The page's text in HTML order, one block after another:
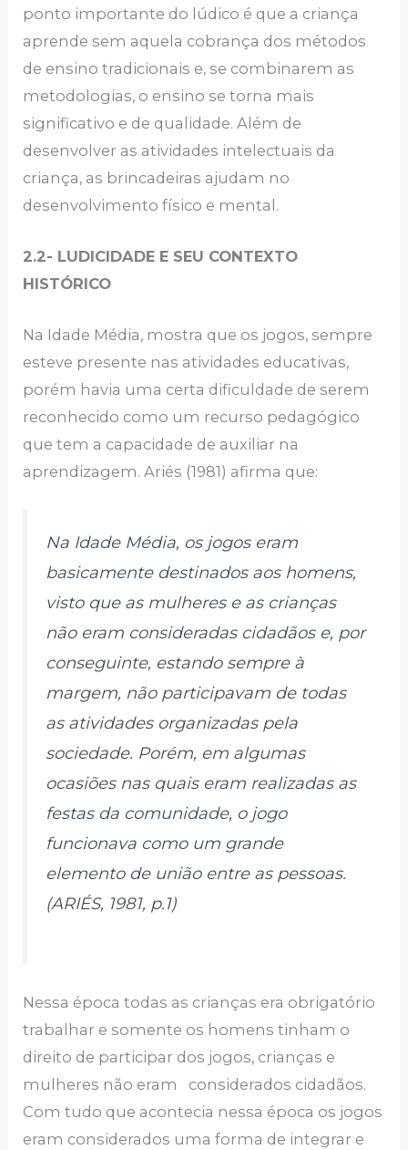
ponto importante do lúdico é que a criança
aprende sem aquela cobrança dos métodos
de ensino tradicionais e, se combinarem as
metodologias, o ensino se torna mais
significativo e de qualidade. Além de
desenvolver as atividades intelectuais da
criança, as brincadeiras ajudam no
desenvolvimento físico e mental.
2.2- LUDICIDADE E SEU CONTEXTO
HISTÓRICO
Na Idade Média, mostra que os jogos, sempre
esteve presente nas atividades educativas,
porém havia uma certa dificuldade de serem
reconhecido como um recurso pedagógico
que tem a capacidade de auxiliar na
aprendizagem. Ariés (1981) afirma que:
Na Idade Média, os jogos eram
basicamente destinados aos homens,
visto que as mulheres e as crianças
não eram consideradas cidadãos e, por
conseguinte, estando sempre à
margem, não participavam de todas
as atividades organizadas pela
sociedade. Porém, em algumas
ocasiões nas quais eram realizadas as
festas da comunidade, o jogo
funcionava como um grande
elemento de união entre as pessoas.
(ARIÉS, 1981, p.1)
Nessa época todas as crianças era obrigatório
trabalhar e somente os homens tinham o
direito de participar dos jogos, crianças e
mulheres não eram considerados cidadãos.
Com tudo que acontecia nessa época os jogos
eram considerados uma forma de integrar e